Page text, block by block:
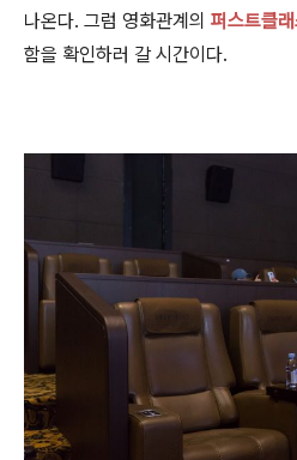
나온다. 그럼 영화관계의 퍼스트클
함을 확인하러 갈 시간이다.